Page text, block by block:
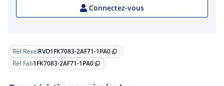
Réf RexelRVO1FK7083-2AF71-1PA0 content_copy
Réf Fab1FK7083-2AF71-1PA0 content_copy
Connectez-vous